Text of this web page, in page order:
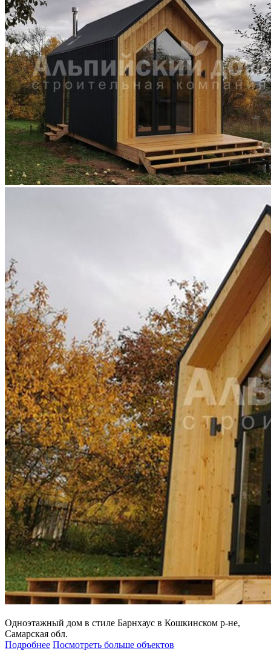
Одноэтажный дом в стиле Барнхаус в Кошкинском р-не,
Самарская обл.
Подробнее Посмотреть больше объектов